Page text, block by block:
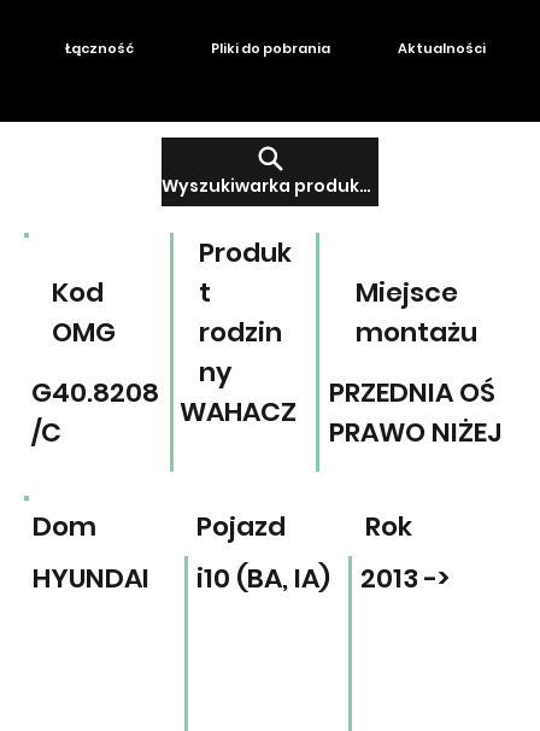
Wyszukiwarka produktów
Łączność Pliki do pobrania Aktualności
Miejsce
montażu
Produk
t
rodzin
ny
Kod
OMG
PRZEDNIA OŚ
PRAWO NIŻEJ
WAHACZ
G40.8208
/C
Pojazd Rok
Dom
HYUNDAI
i10 (BA, IA) 2013 ->